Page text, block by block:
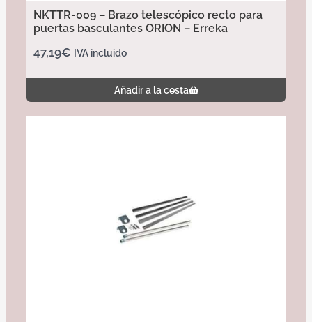
NKTTR-009 – Brazo telescópico recto para
puertas basculantes ORION – Erreka
47,19€ IVA incluido
Añadir a la cesta